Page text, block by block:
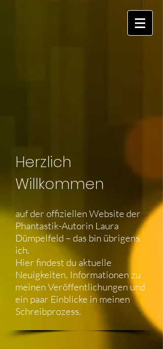
Herzlich
Willkommen
auf der offiziellen Website der
Phantastik-Autorin Laura
Dümpelfeld – das bin übrigens
ich.
Hier findest du aktuelle
Neuigkeiten, Informationen zu
meinen Veröffentlichungen und
ein paar Einblicke in meinen
Schreibprozess.